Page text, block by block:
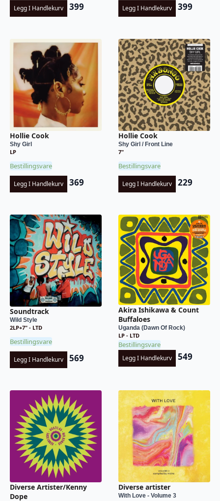
Legg I Handlekurv 399 Legg I Handlekurv 399
Hollie Cook
Shy Girl
LP
Bestillingsvare
Legg I Handlekurv 369
Hollie Cook
Shy Girl / Front Line
7"
Bestillingsvare
Legg I Handlekurv 229
Soundtrack
Wild Style
2LP+7" - LTD
Bestillingsvare
Legg I Handlekurv 569
Akira Ishikawa & Count
Buffaloes
Uganda (Dawn Of Rock)
LP - LTD
Bestillingsvare
Legg I Handlekurv 549
Diverse Artister/Kenny
Dope
Diverse artister
With Love - Volume 3